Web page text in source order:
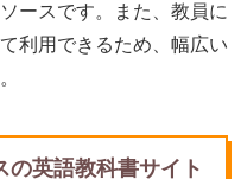
ースです。また、教員に
利用できるため、幅広い
の英語教科書サイト